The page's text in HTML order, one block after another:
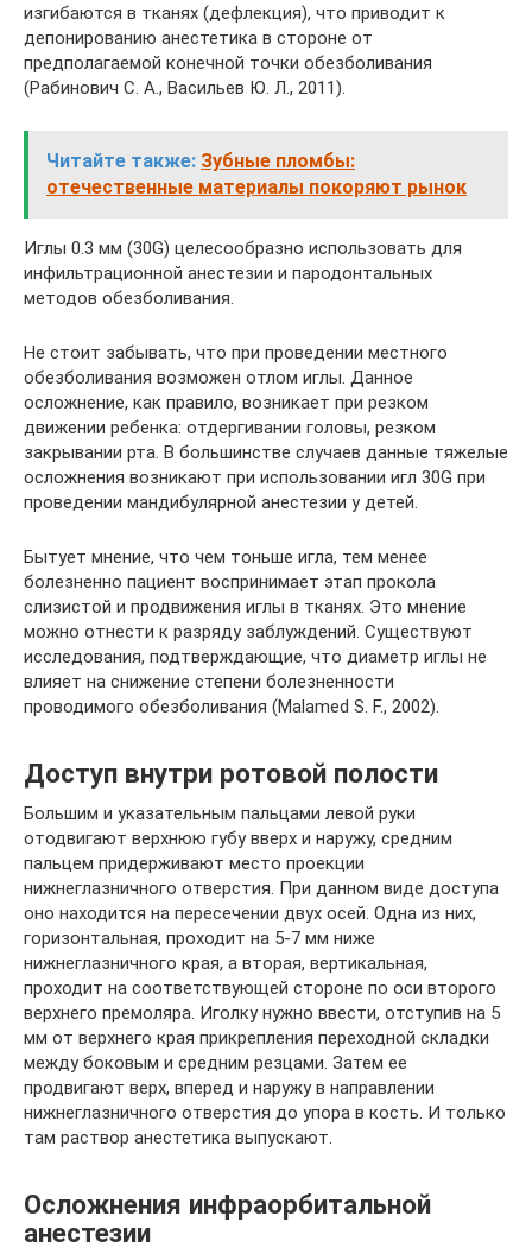
изгибаются в тканях (дефлекция), что приводит к
депонированию анестетика в стороне от
предполагаемой конечной точки обезболивания
(Рабинович С. А., Васильев Ю. Л., 2011).
Читайте также: Зубные пломбы:
отечественные материалы покоряют рынок
Иглы 0.3 мм (30G) целесообразно использовать для
инфильтрационной анестезии и пародонтальных
методов обезболивания.
Не стоит забывать, что при проведении местного
обезболивания возможен отлом иглы. Данное
осложнение, как правило, возникает при резком
движении ребенка: отдергивании головы, резком
закрывании рта. В большинстве случаев данные тяжелые
осложнения возникают при использовании игл 30G при
проведении мандибулярной анестезии у детей.
Бытует мнение, что чем тоньше игла, тем менее
болезненно пациент воспринимает этап прокола
слизистой и продвижения иглы в тканях. Это мнение
можно отнести к разряду заблуждений. Существуют
исследования, подтверждающие, что диаметр иглы не
влияет на снижение степени болезненности
проводимого обезболивания (Malamed S. F., 2002).
Доступ внутри ротовой полости
Большим и указательным пальцами левой руки
отодвигают верхнюю губу вверх и наружу, средним
пальцем придерживают место проекции
нижнеглазничного отверстия. При данном виде доступа
оно находится на пересечении двух осей. Одна из них,
горизонтальная, проходит на 5-7 мм ниже
нижнеглазничного края, а вторая, вертикальная,
проходит на соответствующей стороне по оси второго
верхнего премоляра. Иголку нужно ввести, отступив на 5
мм от верхнего края прикрепления переходной складки
между боковым и средним резцами. Затем ее
продвигают верх, вперед и наружу в направлении
нижнеглазничного отверстия до упора в кость. И только
там раствор анестетика выпускают.
Осложнения инфраорбитальной
анестезии